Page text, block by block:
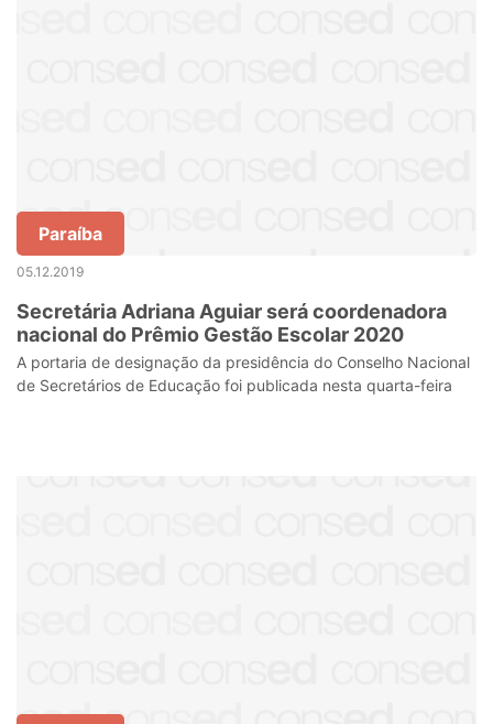
Paraíba
05.12.2019
Secretária Adriana Aguiar será coordenadora
nacional do Prêmio Gestão Escolar 2020
A portaria de designação da presidência do Conselho Nacional
de Secretários de Educação foi publicada nesta quarta-feira